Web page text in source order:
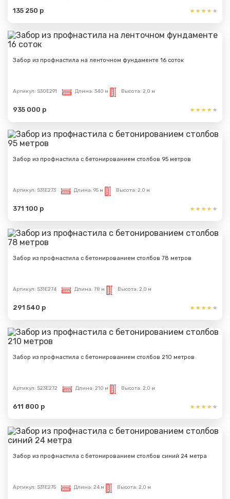
135 250 р
Забор из профнастила на ленточном фундаменте 16 соток
Артикул: S30E291 Длина: 340 м Высота: 2,0 м
935 000 р
Забор из профнастила с бетонированием столбов 95 метров
Артикул: S31E273 Длина: 95 м Высота: 2,0 м
371 100 р
Забор из профнастила с бетонированием столбов 78 метров
Артикул: S31E274 Длина: 78 м Высота: 2,0 м
291 540 р
Забор из профнастила с бетонированием столбов 210 метров
Артикул: S23E272 Длина: 210 м Высота: 2,0 м
611 800 р
Забор из профнастила с бетонированием столбов синий 24 метра
Артикул: S31E275 Длина: 24 м Высота: 2,0 м